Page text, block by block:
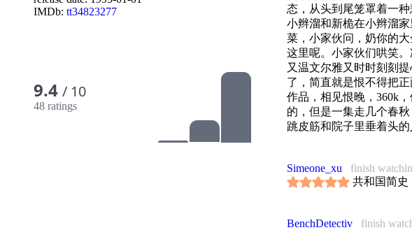
IMDb: tt34823277
9.4 / 10
48 ratings
态，从头到尾笼罩着一
小辫溜和新桅在小辫溜
菜，小家伙问，奶你的
这里呢。小家伙们哄笑
又温文尔雅又时时刻刻
了，简直就是恨不得把
作品，相见恨晚，360k
的，但是一集走几个春
跳皮筋和院子里垂着头
Simeone_xu finish
共和国简史
BenchDetectiv finish